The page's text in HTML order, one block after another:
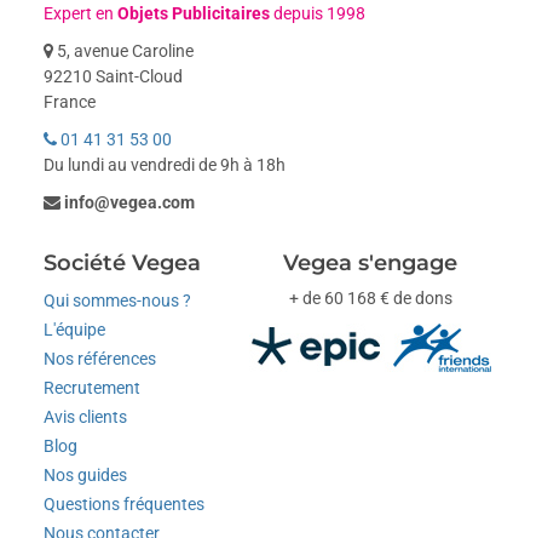
Expert enObjets Publicitairesdepuis 1998
5, avenue Caroline
92210 Saint-Cloud
France
01 41 31 53 00
Du lundi au vendredi de 9h à 18h
info@vegea.com
Société Vegea
Qui sommes-nous ?
L'équipe
Nos références
Recrutement
Avis clients
Blog
Nos guides
Questions fréquentes
Nous contacter
Vegea s'engage
+ de 60 168 € de dons